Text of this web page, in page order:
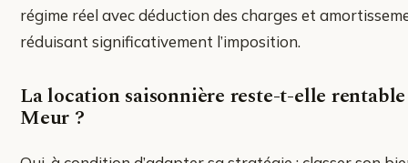
régime réel avec déduction des charges et
réduisant significativement l’imposition.
La location saisonnière reste-t-elle
Meur ?